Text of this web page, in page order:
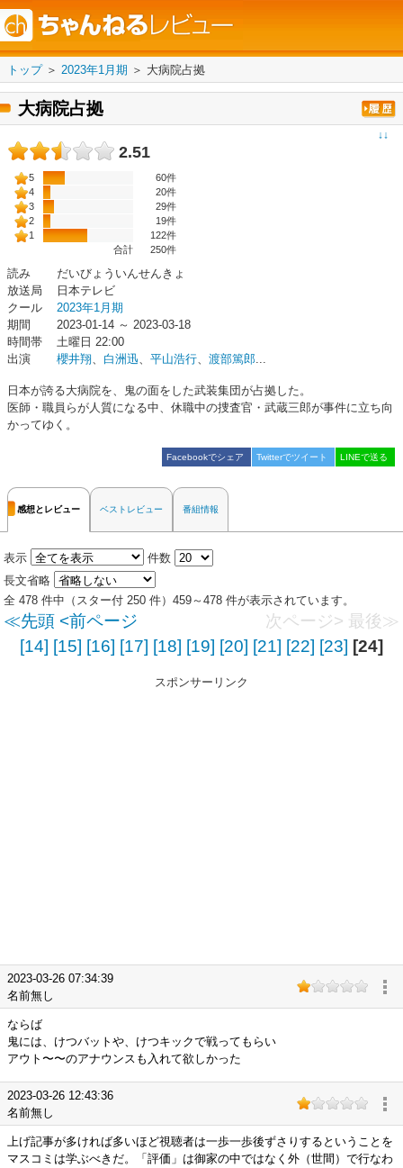
トップ＞ 2023年1月期 ＞ 大病院占拠
大病院占拠
↓↓
2.51
5
60件
4
20件
3
29件
2
19件
1
122件
合計
250件
読み
だいびょういんせんきょ
放送局
日本テレビ
クール
2023年1月期
期間
2023-01-14 ～ 2023-03-18
時間帯
土曜日 22:00
出演
櫻井翔、 白洲迅、 平山浩行、 渡部篤郎...
日本が誇る大病院を、鬼の面をした武装集団が占拠した。
医師・職員らが人質になる中、休職中の捜査官・武蔵三郎が事件に立ち向
かってゆく。
Facebookでシェア Twitterでツイート LINEで送る
感想とレビュー ベストレビュー 番組情報
表示
件数
長文省略
全 478 件中（スター付 250 件）459～478 件が表示されています。
≪先頭 <前ページ 次ページ> 最後≫
[14] [15] [16] [17] [18] [19] [20] [21] [22] [23] [24]
スポンサーリンク
2023-03-26 07:34:39
名前無し
ならば
鬼には、けつバットや、けつキックで戦ってもらい
アウト〜〜のアナウンスも入れて欲しかった
2023-03-26 12:43:36
名前無し
上げ記事が多ければ多いほど視聴者は一歩一歩後ずさりするということを
マスコミは学ぶべきだ。「評価」は御家の中ではなく外（世間）で行なわ